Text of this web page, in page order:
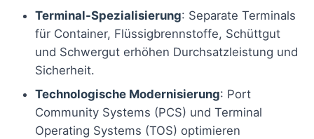
Terminal-Spezialisierung: Separate Terminals
für Container, Flüssigbrennstoffe, Schüttgut
und Schwergut erhöhen Durchsatzleistung und
Sicherheit.
Technologische Modernisierung: Port
Community Systems (PCS) und Terminal
Operating Systems (TOS) optimieren